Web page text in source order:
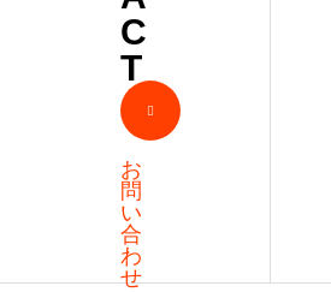
C
T
お
問
い
合
わ
せ